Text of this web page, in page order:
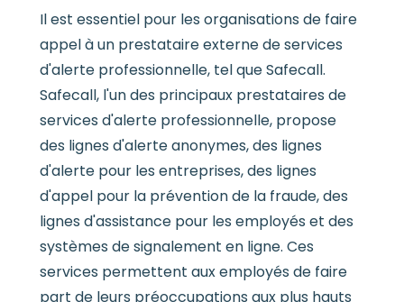
Il est essentiel pour les organisations de faire
appel à un prestataire externe de services
d'alerte professionnelle, tel que Safecall.
Safecall, l'un des principaux prestataires de
services d'alerte professionnelle, propose
des lignes d'alerte anonymes, des lignes
d'alerte pour les entreprises, des lignes
d'appel pour la prévention de la fraude, des
lignes d'assistance pour les employés et des
systèmes de signalement en ligne. Ces
services permettent aux employés de faire
part de leurs préoccupations aux plus hauts